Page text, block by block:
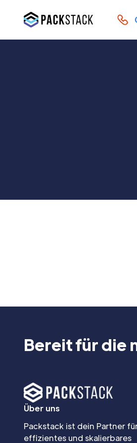
Bereit für die
Über uns
Packstack ist dein Partner
effizientes und skalierbares